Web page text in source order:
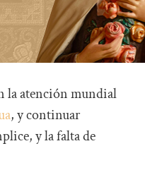
la atención mundial
, y continuar
y la falta de